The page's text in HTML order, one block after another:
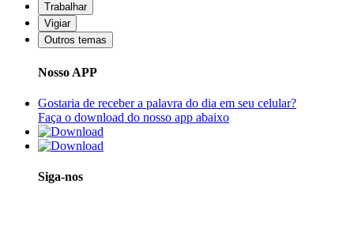
Trabalhar
Vigiar
Outros temas
Nosso APP
Gostaria de receber a palavra do dia em seu celular?
Faça o download do nosso app abaixo
Siga-nos